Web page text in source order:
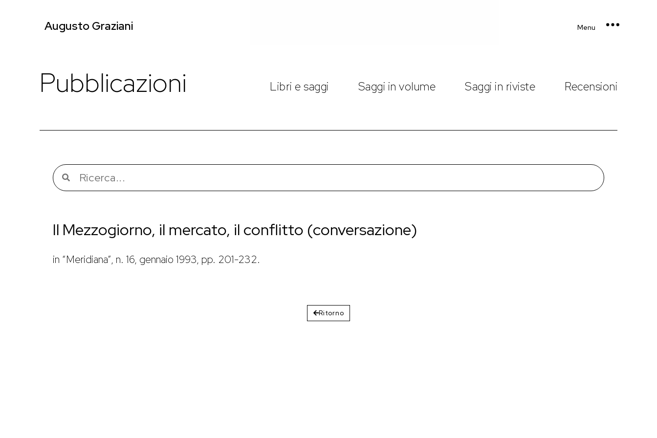
Augusto Graziani Menu
Pubblicazioni Libri e saggi Saggi in volume Saggi in riviste Recensioni
Il Mezzogiorno, il mercato, il conflitto (conversazione)
in “Meridiana”, n. 16, gennaio 1993, pp. 201-232.
Ritorno